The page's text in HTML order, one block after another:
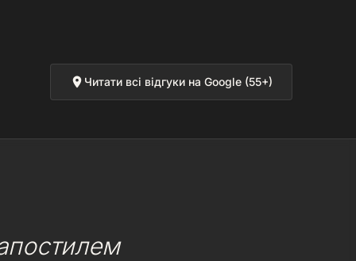
Читати всі відгуки на Google (55+)